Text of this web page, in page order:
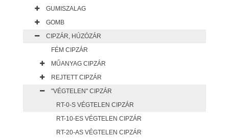
GUMISZALAG
GOMB
CIPZÁR, HÚZÓZÁR
FÉM CIPZÁR
MŰANYAG CIPZÁR
REJTETT CIPZÁR
"VÉGTELEN" CIPZÁR
RT-0-S VÉGTELEN CIPZÁR
RT-10-ES VÉGTELEN CIPZÁR
RT-20-AS VÉGTELEN CIPZÁR